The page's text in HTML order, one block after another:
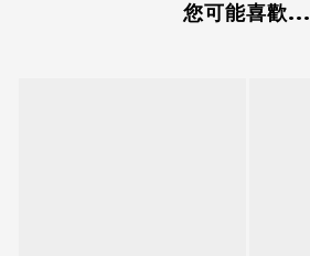
您可能喜歡...